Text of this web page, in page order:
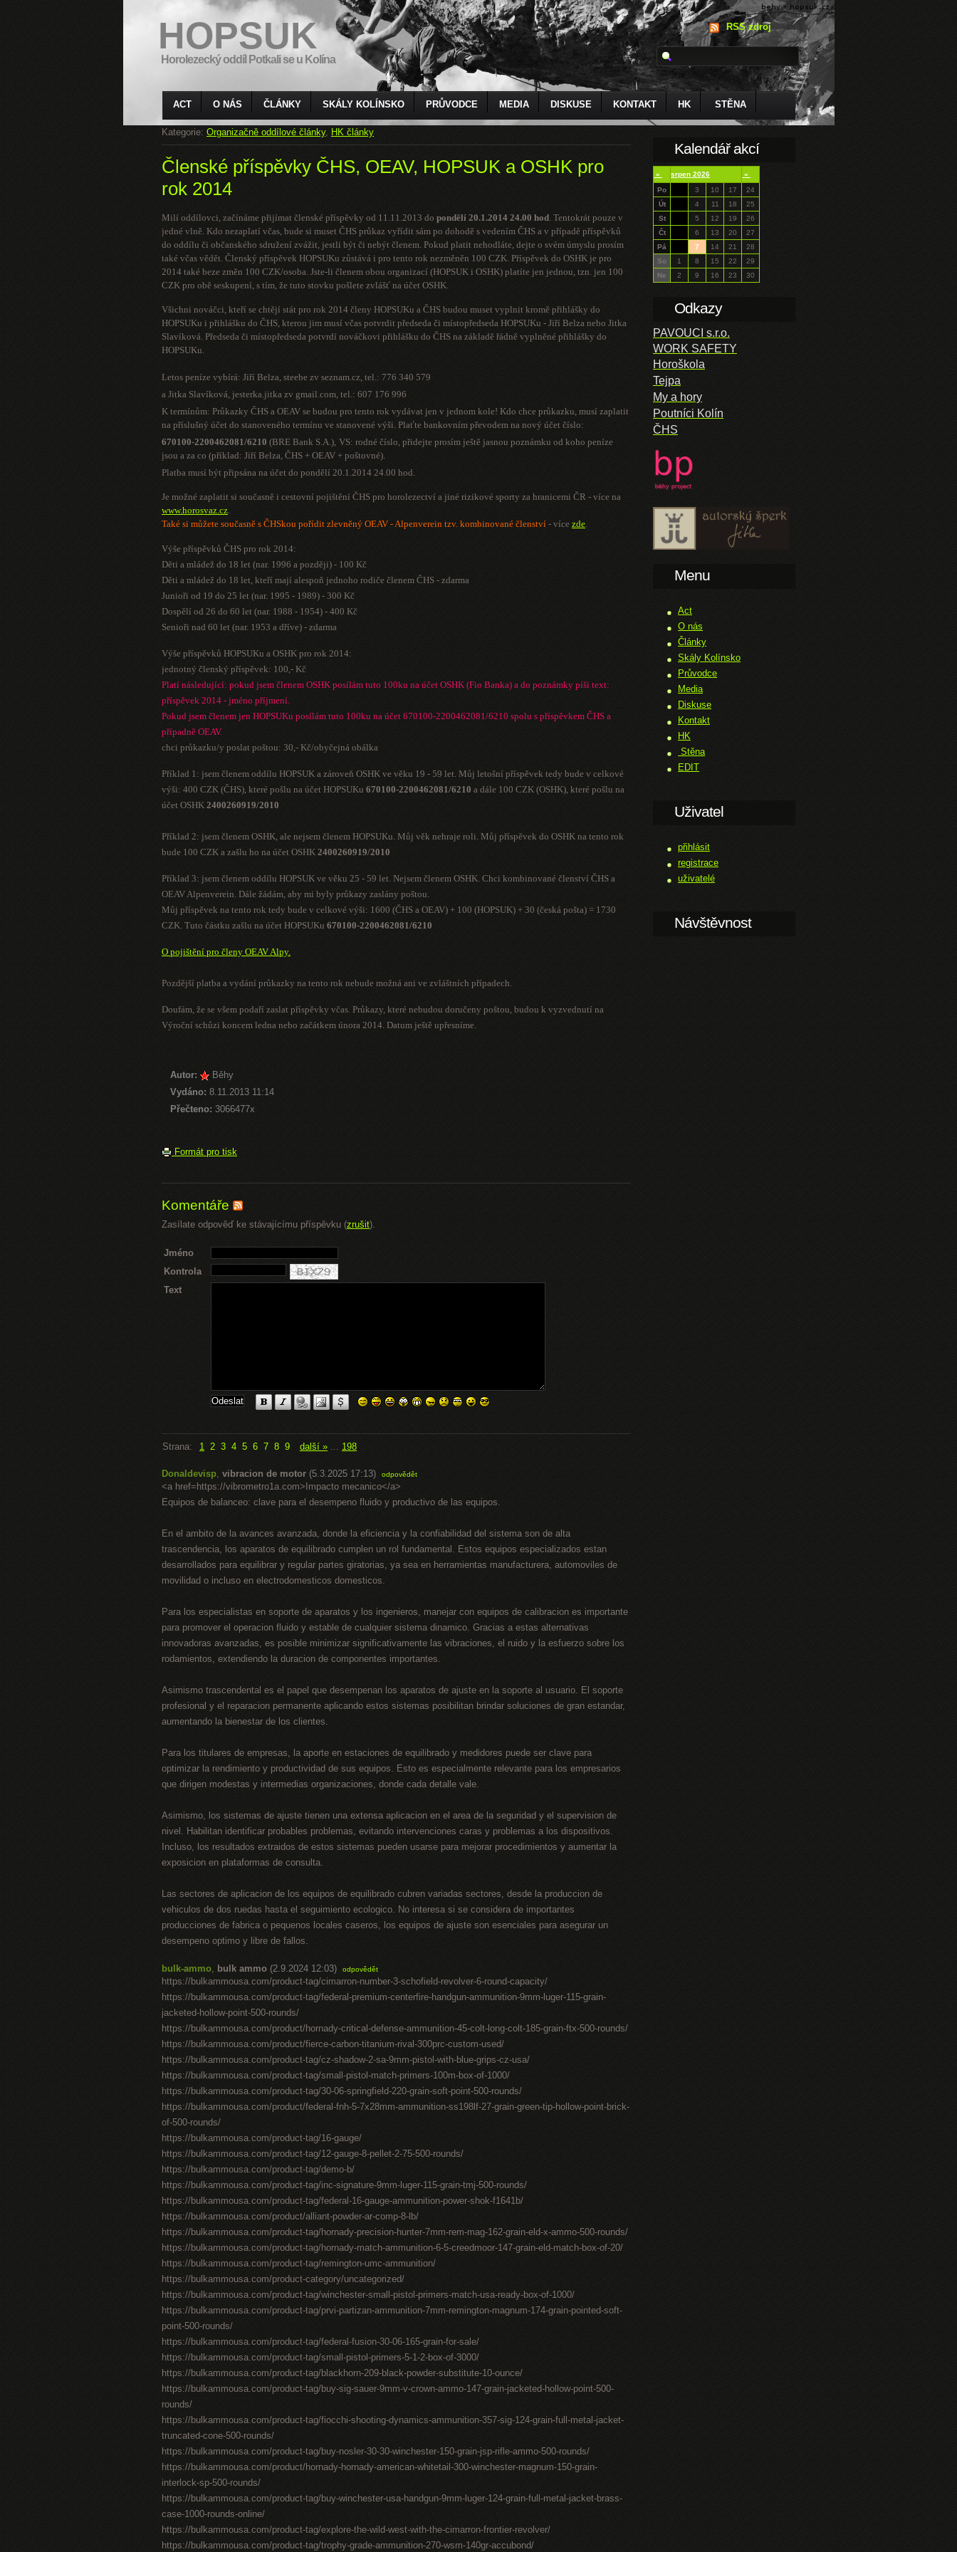
HOPSUK
Horolezecký oddíl Potkali se u Kolína
RSS zdroj
ACT O NÁS ČLÁNKY SKÁLY KOLÍNSKO PRŮVODCE MEDIA DISKUSE KONTAKT HK STĚNA
Kategorie: Organizačně oddílové články, HK články
Členské příspěvky ČHS, OEAV, HOPSUK a OSHK pro
rok 2014
Milí oddílovci, začínáme přijímat členské příspěvky od 11.11.2013 do pondělí 20.1.2014 24.00 hod. Tentokrát pouze v
jedné vlně. Kdo nezaplatí včas, bude si muset ČHS průkaz vyřídit sám po dohodě s vedením ČHS a v případě příspěvků
do oddílu či občanského sdružení zvážit, jestli být či nebýt členem. Pokud platit nehodláte, dejte o svém úmyslu prosím
také včas vědět. Členský příspěvek HOPSUKu zůstává i pro tento rok nezměněn 100 CZK. Příspěvek do OSHK je pro
2014 také beze změn 100 CZK/osoba. Jste-li členem obou organizací (HOPSUK i OSHK) platíte jen jednou, tzn. jen 100
CZK pro obě seskupení, s tím, že tuto stovku pošlete zvlášť na účet OSHK.
Všichni nováčci, kteří se chtějí stát pro rok 2014 členy HOPSUKu a ČHS budou muset vyplnit kromě přihlášky do
HOPSUKu i přihlášku do ČHS, kterou jim musí včas potvrdit předseda či místopředseda HOPSUKu - Jiří Belza nebo Jitka
Slavíková. Předseda či místopředseda potvrdí nováčkovi přihlášku do ČHS na základě řádně vyplněné přihlášky do
HOPSUKu.
Letos peníze vybírá: Jiří Belza, steebe zv seznam.cz, tel.: 776 340 579
a Jitka Slavíková, jesterka.jitka zv gmail.com, tel.: 607 176 996
K termínům: Průkazky ČHS a OEAV se budou pro tento rok vydávat jen v jednom kole! Kdo chce průkazku, musí zaplatit
na příslušný účet do stanoveného termínu ve stanovené výši. Plaťte bankovním převodem na nový účet číslo:
670100-2200462081/6210 (BRE Bank S.A.), VS: rodné číslo, přidejte prosím ještě jasnou poznámku od koho peníze
jsou a za co (příklad: Jiří Belza, ČHS + OEAV + poštovné).
Platba musí být připsána na účet do pondělí 20.1.2014 24.00 hod.
Je možné zaplatit si současně i cestovní pojištění ČHS pro horolezectví a jiné rizikové sporty za hranicemi ČR - více na
www.horosvaz.cz.
Také si můžete současně s ČHSkou pořídit zlevněný OEAV - Alpenverein tzv. kombinované členství - více zde.
Výše příspěvků ČHS pro rok 2014:
Děti a mládež do 18 let (nar. 1996 a později) - 100 Kč
Děti a mládež do 18 let, kteří mají alespoň jednoho rodiče členem ČHS - zdarma
Junioři od 19 do 25 let (nar. 1995 - 1989) - 300 Kč
Dospělí od 26 do 60 let (nar. 1988 - 1954) - 400 Kč
Senioři nad 60 let (nar. 1953 a dříve) - zdarma
Výše příspěvků HOPSUKu a OSHK pro rok 2014:
jednotný členský příspěvek: 100,- Kč
Platí následující: pokud jsem členem OSHK posílám tuto 100ku na účet OSHK (Fio Banka) a do poznámky píši text:
příspěvek 2014 - jméno příjmení.
Pokud jsem členem jen HOPSUKu posílám tuto 100ku na účet 670100-2200462081/6210 spolu s příspěvkem ČHS a
případně OEAV.
chci průkazku/y poslat poštou: 30,- Kč/obyčejná obálka
Příklad 1: jsem členem oddílu HOPSUK a zároveň OSHK ve věku 19 - 59 let. Můj letošní příspěvek tedy bude v celkové
výši: 400 CZK (ČHS), které pošlu na účet HOPSUKu 670100-2200462081/6210 a dále 100 CZK (OSHK), které pošlu na
účet OSHK 2400260919/2010
Příklad 2: jsem členem OSHK, ale nejsem členem HOPSUKu. Můj věk nehraje roli. Můj příspěvek do OSHK na tento rok
bude 100 CZK a zašlu ho na účet OSHK 2400260919/2010
Příklad 3: jsem členem oddílu HOPSUK ve věku 25 - 59 let. Nejsem členem OSHK. Chci kombinované členství ČHS a
OEAV Alpenverein. Dále žádám, aby mi byly průkazy zaslány poštou.
Můj příspěvek na tento rok tedy bude v celkové výši: 1600 (ČHS a OEAV) + 100 (HOPSUK) + 30 (česká pošta) = 1730
CZK. Tuto částku zašlu na účet HOPSUKu 670100-2200462081/6210
O pojištění pro členy OEAV Alpy.
Pozdější platba a vydání průkazky na tento rok nebude možná ani ve zvláštních případech.
Doufám, že se všem podaří zaslat příspěvky včas. Průkazy, které nebudou doručeny poštou, budou k vyzvednutí na
Výroční schůzi koncem ledna nebo začátkem února 2014. Datum ještě upřesníme.
Autor:
Běhy
Vydáno: 8.11.2013 11:14
Přečteno: 3066477x
Formát pro tisk
Komentáře
Zasílate odpověď ke stávajícímu příspěvku (zrušit).
Jméno
Kontrola
Text
Strana: 1 2 3 4 5 6 7 8 9 další » ... 198
Donaldevisp, vibracion de motor (5.3.2025 17:13) odpovědět
<a href=https://vibrometro1a.com>Impacto mecanico</a>
Equipos de balanceo: clave para el desempeno fluido y productivo de las equipos.
En el ambito de la avances avanzada, donde la eficiencia y la confiabilidad del sistema son de alta
trascendencia, los aparatos de equilibrado cumplen un rol fundamental. Estos equipos especializados estan
desarrollados para equilibrar y regular partes giratorias, ya sea en herramientas manufacturera, automoviles de
movilidad o incluso en electrodomesticos domesticos.
Para los especialistas en soporte de aparatos y los ingenieros, manejar con equipos de calibracion es importante
para promover el operacion fluido y estable de cualquier sistema dinamico. Gracias a estas alternativas
innovadoras avanzadas, es posible minimizar significativamente las vibraciones, el ruido y la esfuerzo sobre los
rodamientos, extendiendo la duracion de componentes importantes.
Asimismo trascendental es el papel que desempenan los aparatos de ajuste en la soporte al usuario. El soporte
profesional y el reparacion permanente aplicando estos sistemas posibilitan brindar soluciones de gran estandar,
aumentando la bienestar de los clientes.
Para los titulares de empresas, la aporte en estaciones de equilibrado y medidores puede ser clave para
optimizar la rendimiento y productividad de sus equipos. Esto es especialmente relevante para los empresarios
que dirigen modestas y intermedias organizaciones, donde cada detalle vale.
Asimismo, los sistemas de ajuste tienen una extensa aplicacion en el area de la seguridad y el supervision de
nivel. Habilitan identificar probables problemas, evitando intervenciones caras y problemas a los dispositivos.
Incluso, los resultados extraidos de estos sistemas pueden usarse para mejorar procedimientos y aumentar la
exposicion en plataformas de consulta.
Las sectores de aplicacion de los equipos de equilibrado cubren variadas sectores, desde la produccion de
vehiculos de dos ruedas hasta el seguimiento ecologico. No interesa si se considera de importantes
producciones de fabrica o pequenos locales caseros, los equipos de ajuste son esenciales para asegurar un
desempeno optimo y libre de fallos.
bulk-ammo, bulk ammo (2.9.2024 12:03) odpovědět
https://bulkammousa.com/product-tag/cimarron-number-3-schofield-revolver-6-round-capacity/
https://bulkammousa.com/product-tag/federal-premium-centerfire-handgun-ammunition-9mm-luger-115-grain-
jacketed-hollow-point-500-rounds/
https://bulkammousa.com/product/hornady-critical-defense-ammunition-45-colt-long-colt-185-grain-ftx-500-rounds/
https://bulkammousa.com/product/fierce-carbon-titanium-rival-300prc-custom-used/
https://bulkammousa.com/product-tag/cz-shadow-2-sa-9mm-pistol-with-blue-grips-cz-usa/
https://bulkammousa.com/product-tag/small-pistol-match-primers-100m-box-of-1000/
https://bulkammousa.com/product-tag/30-06-springfield-220-grain-soft-point-500-rounds/
https://bulkammousa.com/product/federal-fnh-5-7x28mm-ammunition-ss198lf-27-grain-green-tip-hollow-point-brick-
of-500-rounds/
https://bulkammousa.com/product-tag/16-gauge/
https://bulkammousa.com/product-tag/12-gauge-8-pellet-2-75-500-rounds/
https://bulkammousa.com/product-tag/demo-b/
https://bulkammousa.com/product-tag/inc-signature-9mm-luger-115-grain-tmj-500-rounds/
https://bulkammousa.com/product-tag/federal-16-gauge-ammunition-power-shok-f1641b/
https://bulkammousa.com/product/alliant-powder-ar-comp-8-lb/
https://bulkammousa.com/product-tag/hornady-precision-hunter-7mm-rem-mag-162-grain-eld-x-ammo-500-rounds/
https://bulkammousa.com/product-tag/hornady-match-ammunition-6-5-creedmoor-147-grain-eld-match-box-of-20/
https://bulkammousa.com/product-tag/remington-umc-ammunition/
https://bulkammousa.com/product-category/uncategorized/
https://bulkammousa.com/product-tag/winchester-small-pistol-primers-match-usa-ready-box-of-1000/
https://bulkammousa.com/product-tag/prvi-partizan-ammunition-7mm-remington-magnum-174-grain-pointed-soft-
point-500-rounds/
https://bulkammousa.com/product-tag/federal-fusion-30-06-165-grain-for-sale/
https://bulkammousa.com/product-tag/small-pistol-primers-5-1-2-box-of-3000/
https://bulkammousa.com/product-tag/blackhorn-209-black-powder-substitute-10-ounce/
https://bulkammousa.com/product-tag/buy-sig-sauer-9mm-v-crown-ammo-147-grain-jacketed-hollow-point-500-
rounds/
https://bulkammousa.com/product-tag/fiocchi-shooting-dynamics-ammunition-357-sig-124-grain-full-metal-jacket-
truncated-cone-500-rounds/
https://bulkammousa.com/product-tag/buy-nosler-30-30-winchester-150-grain-jsp-rifle-ammo-500-rounds/
https://bulkammousa.com/product/hornady-hornady-american-whitetail-300-winchester-magnum-150-grain-
interlock-sp-500-rounds/
https://bulkammousa.com/product-tag/buy-winchester-usa-handgun-9mm-luger-124-grain-full-metal-jacket-brass-
case-1000-rounds-online/
https://bulkammousa.com/product-tag/explore-the-wild-west-with-the-cimarron-frontier-revolver/
https://bulkammousa.com/product-tag/trophy-grade-ammunition-270-wsm-140gr-accubond/
Kalendář akcí
« srpen 2026
»
Po
3 10 17
24
Út
4 11 18
25
St
5 12 19
26
Čt
6 13 20
27
Pá
7 14 21
28
So
1 8 15 22
29
Ne
2 9 16 23 30
Odkazy
PAVOUCI s.r.o.
WORK SAFETY
Horoškola
Tejpa
My a hory
Poutníci Kolín
ČHS
Menu
Act
O nás
Články
Skály Kolínsko
Průvodce
Media
Diskuse
Kontakt
HK
Stěna
EDIT
Uživatel
přihlásit
registrace
uživatelé
Návštěvnost